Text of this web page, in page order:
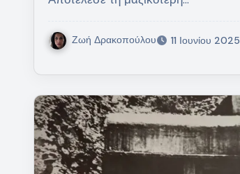
Ζωή Δρακοπούλου 11 Ιουνίου 2025